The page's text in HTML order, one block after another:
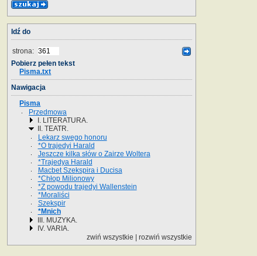
Idź do
strona:
Pobierz pełen tekst
Pisma.txt
Nawigacja
Pisma
Przedmowa
I. LITERATURA.
II. TEATR.
Lekarz swego honoru
*O trajedyi Harald
Jeszcze kilka słów o Zairze Woltera
*Trajedya Harald
Macbet Szekspira i Ducisa
*Chłop Milionowy
*Z powodu trajedyi Wallenstein
*Moraliści
Szekspir
*Mnich
III. MUZYKA.
IV. VARIA.
zwiń wszystkie |rozwiń wszystkie